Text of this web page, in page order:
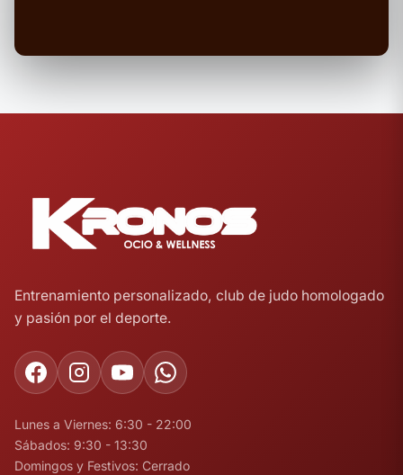
Entrenamiento personalizado, club de judo homologado
y pasión por el deporte.
Lunes a Viernes: 6:30 - 22:00
Sábados: 9:30 - 13:30
Domingos y Festivos: Cerrado